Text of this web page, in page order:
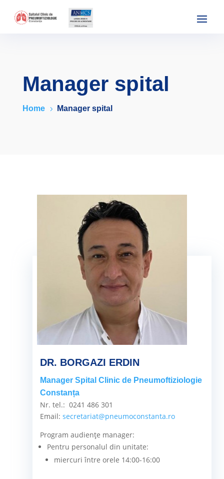
Manager spital
Home 5 Manager spital
DR. BORGAZI ERDIN
Manager Spital Clinic de Pneumoftiziologie
Constanța
Nr. tel.: 0241 486 301
Email: secretariat@pneumoconstanta.ro
Program audiențe manager:
Pentru personalul din unitate:
miercuri între orele 14:00-16:00